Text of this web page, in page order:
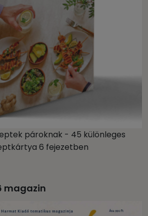
pároknak - 45 különleges
6 fejezetben
magazin